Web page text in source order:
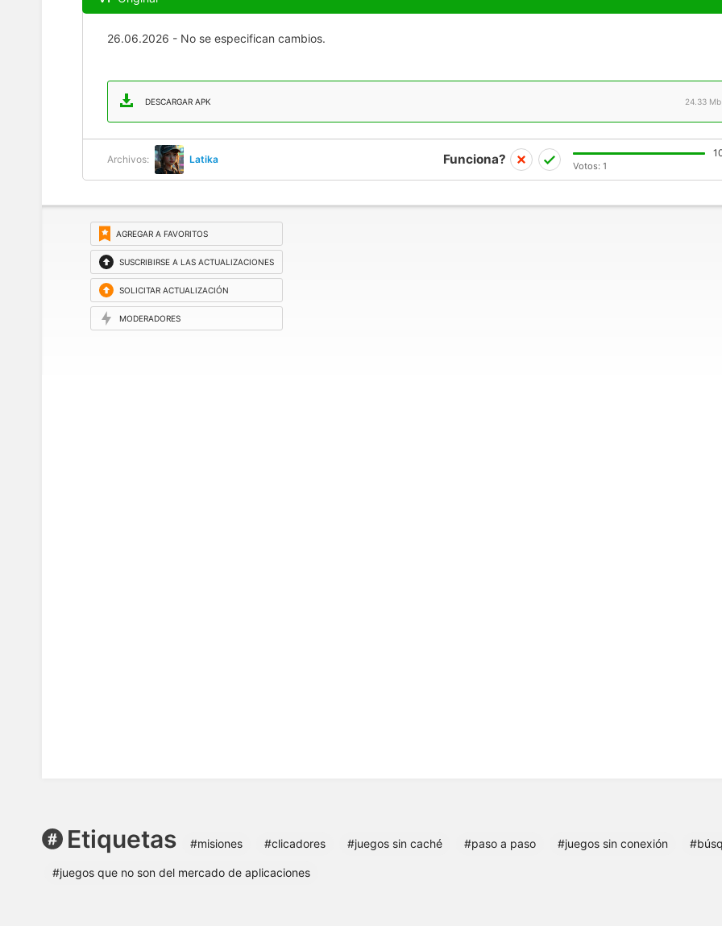
26.06.2026 - No se especifican cambios.
DESCARGAR APK 24.33 Mb
Archivos: Latika Funciona? Votos: 1
AGREGAR A FAVORITOS
SUSCRIBIRSE A LAS ACTUALIZACIONES
SOLICITAR ACTUALIZACIÓN
MODERADORES
Etiquetas #misiones #clicadores #juegos sin caché #paso a paso #juegos sin conexión
#juegos que no son del mercado de aplicaciones